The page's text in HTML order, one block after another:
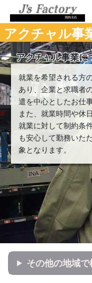
アクチャル事
アクチャル事業に
就業を希望される方
あり、企業と求職者
遣を中心としたお仕
また、就業時間や休
就業に対して制約条
も安心して勤務いた
象となります。
その他の地域で